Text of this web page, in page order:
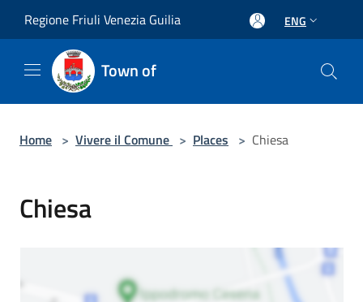
Regione Friuli Venezia Guilia ENG
Town of
Home > Vivere il Comune > Places > Chiesa
Chiesa